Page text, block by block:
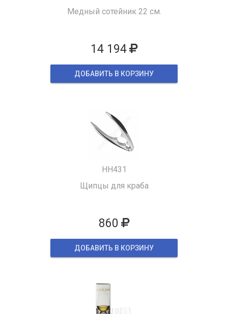
Медный сотейник 22 см.
14 194
ДОБАВИТЬ В КОРЗИНУ
HH431
Щипцы для краба
860
ДОБАВИТЬ В КОРЗИНУ